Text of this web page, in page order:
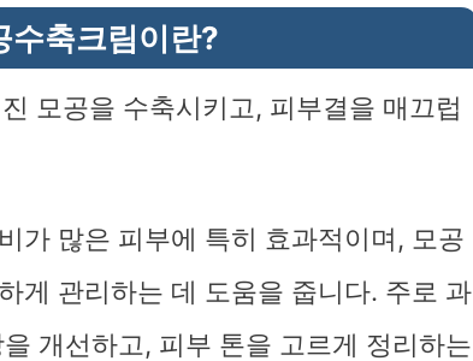
수축크림이란?
모공을 수축시키고, 피부결을 매끄럽
가 많은 피부에 특히 효과적이며, 모공
게 관리하는 데 도움을 줍니다. 주로 과
개선하고, 피부 톤을 고르게 정리하는